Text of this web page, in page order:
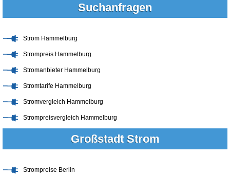
Suchanfragen
Strom Hammelburg
Strompreis Hammelburg
Stromanbieter Hammelburg
Stromtarife Hammelburg
Stromvergleich Hammelburg
Strompreisvergleich Hammelburg
Großstadt Strom
Strompreise Berlin